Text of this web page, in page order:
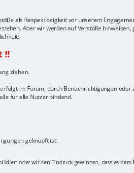
als Respektlosigkeit vor unserem
Aber wir werden auf Verstöße hinweisen,
!!
ziehen.
im Forum, durch Benachrichtigungen oder
für alle Nutzer bindend.
geknüpft ist:
oder wir den Eindruck gewinnen, dass es dem